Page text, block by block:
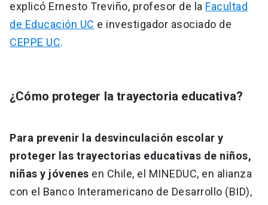
explicó Ernesto Treviño, profesor de la Facultad
de Educación UC e investigador asociado de
CEPPE UC.
¿Cómo proteger la trayectoria educativa?
Para prevenir la desvinculación escolar y
proteger las trayectorias educativas de niños,
niñas y jóvenes en Chile, el MINEDUC, en alianza
con el Banco Interamericano de Desarrollo (BID),